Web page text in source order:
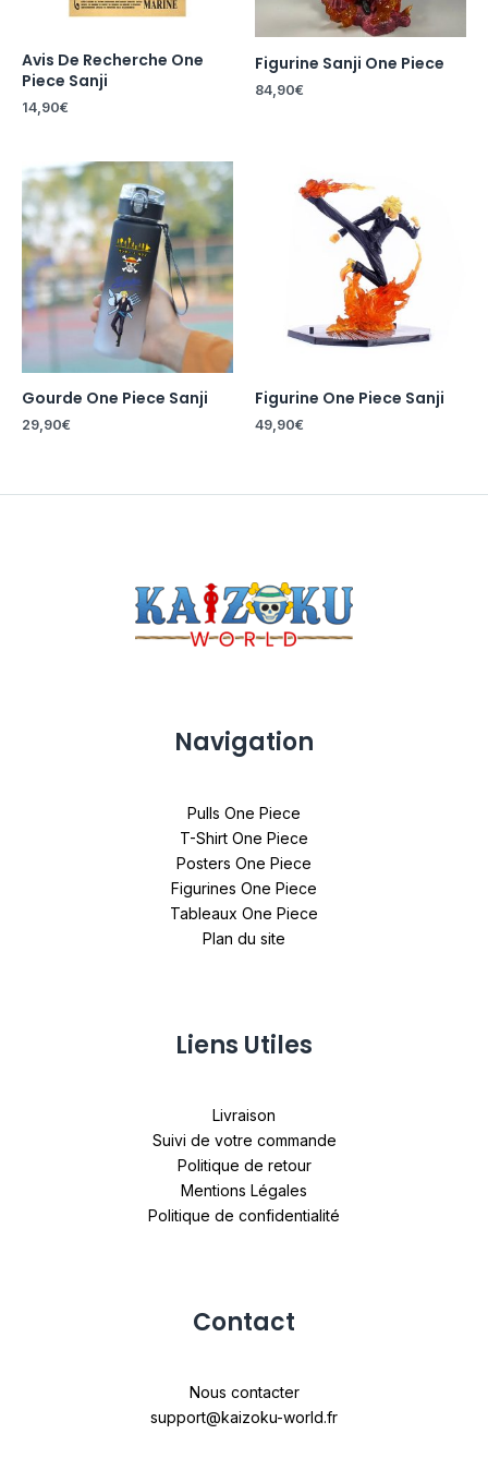
Avis De Recherche One
Piece Sanji
14,90€
Figurine Sanji One Piece
84,90€
Gourde One Piece Sanji
29,90€
Figurine One Piece Sanji
49,90€
Navigation
Pulls One Piece
T-Shirt One Piece
Posters One Piece
Figurines One Piece
Tableaux One Piece
Plan du site
Liens Utiles
Livraison
Suivi de votre commande
Politique de retour
Mentions Légales
Politique de confidentialité
Contact
Nous contacter
support@kaizoku-world.fr